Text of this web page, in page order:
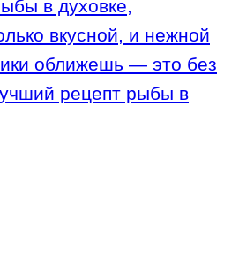
в духовке,
вкусной, и нежной
оближешь — это без
рецепт рыбы в